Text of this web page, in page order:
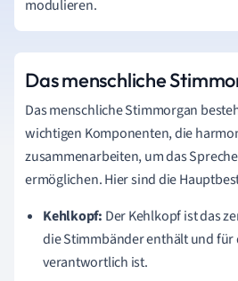
modulieren.
Das menschliche
Das menschliche Stimmorgan
wichtigen Komponenten, die
zusammenarbeiten, um das
ermöglichen. Hier sind die
Kehlkopf: Der Kehlkopf ist das
die Stimmbänder enthält und für
verantwortlich ist.